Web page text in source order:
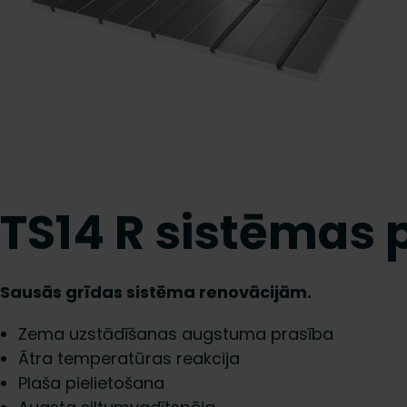
TS14 R sistēmas
Sausās grīdas sistēma renovācijām.
Zema uzstādīšanas augstuma prasība
Ātra temperatūras reakcija
Plaša pielietošana